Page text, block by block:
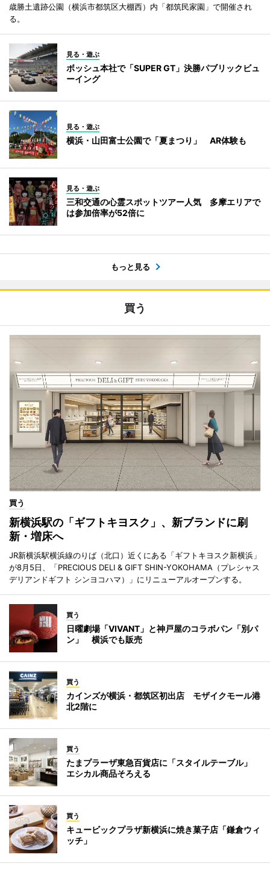
歳勝土遺跡公園（横浜市都筑区大棚西）内「都筑民家園」で開催され
る。
見る・遊ぶ
ボッシュ本社で「SUPER GT」決勝パブリックビュ
ーイング
見る・遊ぶ
横浜・山田富士公園で「夏まつり」 AR体験も
見る・遊ぶ
三和交通の心霊スポットツアー人気 多摩エリアで
は参加倍率が52倍に
もっと見る
買う
買う
新横浜駅の「ギフトキヨスク」、新ブランドに刷
新・増床へ
JR新横浜駅横浜線のりば（北口）近くにある「ギフトキヨスク新横浜」
が8月5日、「PRECIOUS DELI & GIFT SHIN-YOKOHAMA（プレシャス
デリアンドギフト シンヨコハマ）」にリニューアルオープンする。
買う
日曜劇場「VIVANT」と神戸屋のコラボパン「別パ
ン」 横浜でも販売
買う
カインズが横浜・都筑区初出店 モザイクモール港
北2階に
買う
たまプラーザ東急百貨店に「スタイルテーブル」
エシカル商品そろえる
買う
キュービックプラザ新横浜に焼き菓子店「鎌倉ウィ
ッチ」